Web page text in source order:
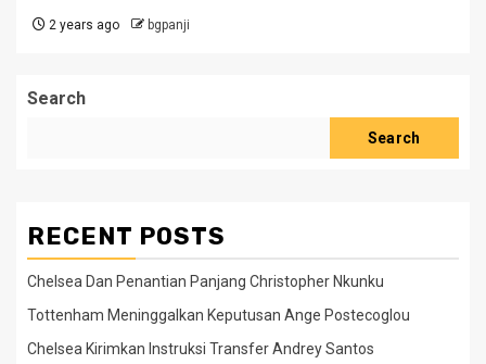
2 years ago bgpanji
Search
Search
RECENT POSTS
Chelsea Dan Penantian Panjang Christopher Nkunku
Tottenham Meninggalkan Keputusan Ange Postecoglou
Chelsea Kirimkan Instruksi Transfer Andrey Santos